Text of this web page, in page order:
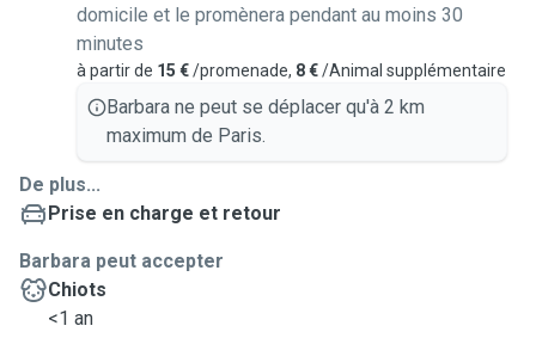
domicile et le promènera pendant au moins 30
minutes
à partir de 15 €/promenade, 8 €/Animal supplémentaire
Barbara ne peut se déplacer qu'à 2 km
maximum de Paris.
De plus...
Prise en charge et retour
Barbara peut accepter
Chiots
<1 an